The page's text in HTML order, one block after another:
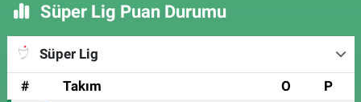
Süper Lig Puan Durumu
Süper Lig
#
Takım O P